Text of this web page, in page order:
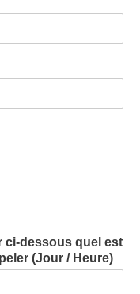
ci-dessous quel est
(Jour / Heure)